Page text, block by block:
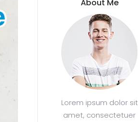
About Me
Lorem ipsum dolor sit
amet, consectetuer